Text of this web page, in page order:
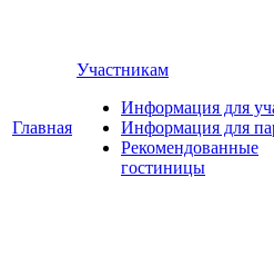
Главная
Участникам
Информация для
Информация для
Рекомендованные
гостиницы